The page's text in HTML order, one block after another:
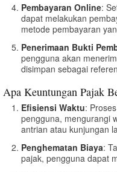
Pembayaran Online:
dapat melakukan
metode pembayaran
Penerimaan Bukti
pengguna akan
disimpan sebagai
Apa Keuntungan Pajak
Efisiensi Waktu:
pengguna, mengurangi
antrian atau kunjungan
Penghematan Biaya:
pajak, pengguna dapat